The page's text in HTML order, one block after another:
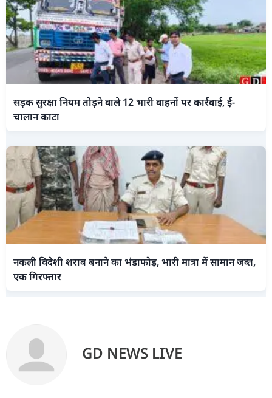
सड़क सुरक्षा नियम तोड़ने वाले 12 भारी वाहनों पर कार्रवाई, ई-
चालान काटा
नकली विदेशी शराब बनाने का भंडाफोड़, भारी मात्रा में सामान जब्त,
एक गिरफ्तार
GD NEWS LIVE